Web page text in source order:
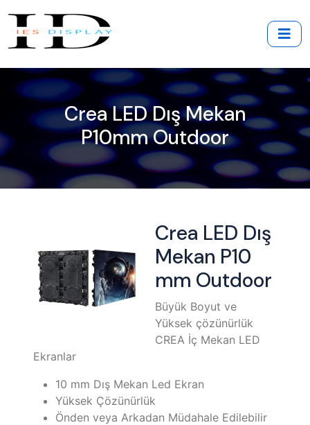
Crea LED Dış Mekan
P10mm Outdoor
Crea LED Dış
Mekan P10
mm Outdoor
Büyük Boyut ve
Yüksek çözünürlük
CREA İç Mekan LED
Ekranlar
10 mm Dış Mekan Led Ekran
Yüksek Çözünürlük
Önden veya Arkadan Müdahale Edilebilir